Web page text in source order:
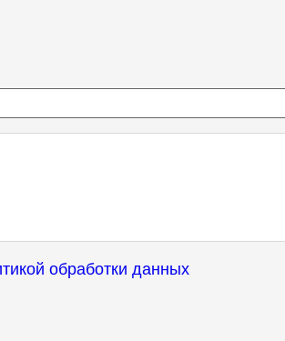
обработки данных